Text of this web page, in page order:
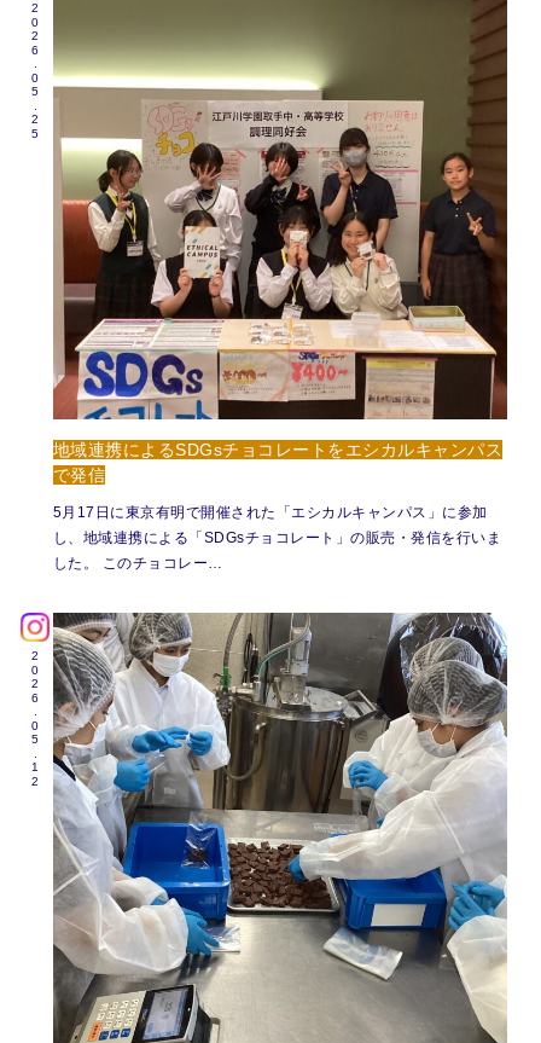
2026.05.25
地域連携によるSDGsチョコレートをエシカルキャンパス
で発信
5月17日に東京有明で開催された「エシカルキャンパス」に参加
し、地域連携による「SDGsチョコレート」の販売・発信を行いま
した。 このチョコレー…
2026.05.12